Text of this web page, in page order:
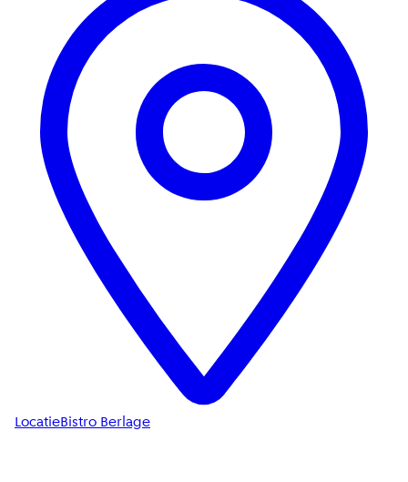
LocatieBistro Berlage